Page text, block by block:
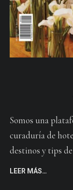
Somos una
curaduría de
destinos y tips
LEER MÁS…